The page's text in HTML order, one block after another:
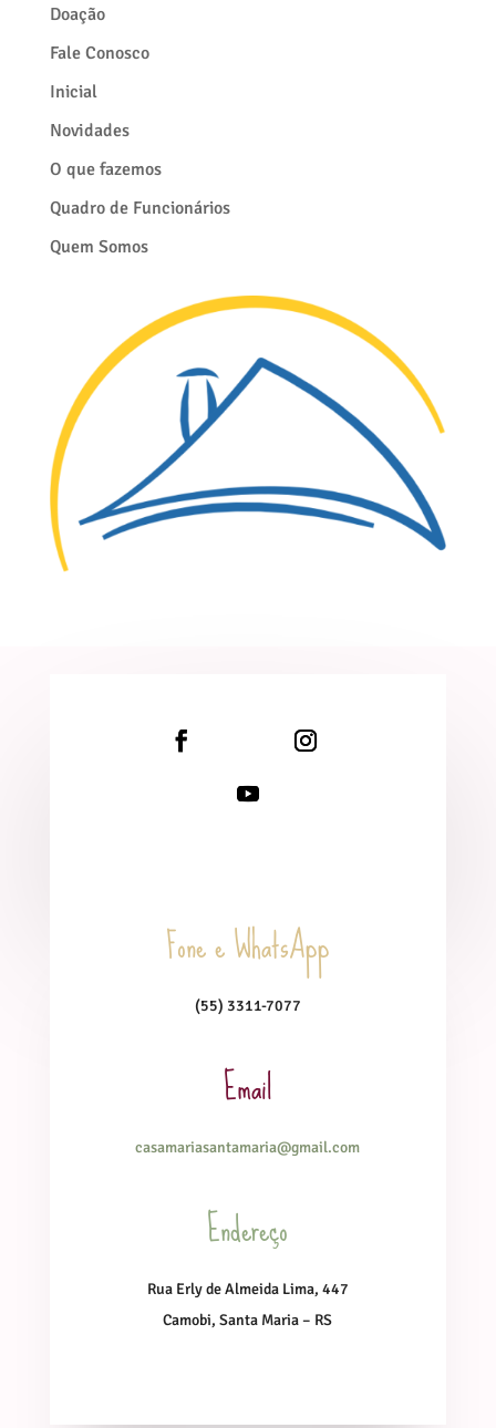
Doação
Fale Conosco
Inicial
Novidades
O que fazemos
Quadro de Funcionários
Quem Somos
Fone e WhatsApp
(55) 3311-7077
Email
casamariasantamaria@gmail.com
Endereço
Rua Erly de Almeida Lima, 447
Camobi, Santa Maria – RS